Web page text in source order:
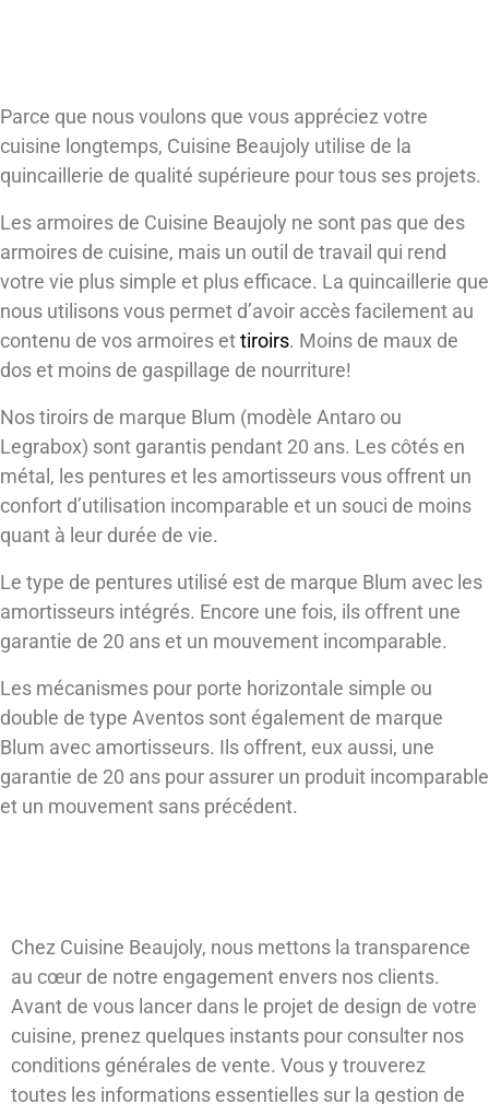
Parce que nous voulons que vous appréciez votre
cuisine longtemps, Cuisine Beaujoly utilise de la
quincaillerie de qualité supérieure pour tous ses projets.
Les armoires de Cuisine Beaujoly ne sont pas que des
armoires de cuisine, mais un outil de travail qui rend
votre vie plus simple et plus efficace. La quincaillerie que
nous utilisons vous permet d’avoir accès facilement au
contenu de vos armoires ettiroirs. Moins de maux de
dos et moins de gaspillage de nourriture!
Nos tiroirs de marque Blum (modèle Antaro ou
Legrabox) sont garantis pendant 20 ans. Les côtés en
métal, les pentures et les amortisseurs vous offrent un
confort d’utilisation incomparable et un souci de moins
quant à leur durée de vie.
Le type de pentures utilisé est de marque Blum avec les
amortisseurs intégrés. Encore une fois, ils offrent une
garantie de 20 ans et un mouvement incomparable.
Les mécanismes pour porte horizontale simple ou
double de type Aventos sont également de marque
Blum avec amortisseurs. Ils offrent, eux aussi, une
garantie de 20 ans pour assurer un produit incomparable
et un mouvement sans précédent.
Chez Cuisine Beaujoly, nous mettons la transparence
au cœur de notre engagement envers nos clients.
Avant de vous lancer dans le projet de design de votre
cuisine, prenez quelques instants pour consulter nos
conditions générales de vente. Vous y trouverez
toutes les informations essentielles sur la gestion de